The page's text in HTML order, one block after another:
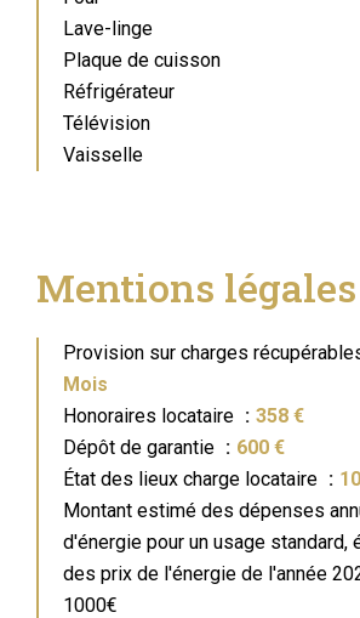
Lave-linge
Plaque de cuisson
Réfrigérateur
Télévision
Vaisselle
Mentions légales
Provision sur charges
Mois
Honoraires locataire
358 €
Dépôt de garantie
600 €
État des lieux charge locataire
Montant estimé des dépenses
d'énergie pour un usage standard,
des prix de l'énergie de l'année
1000€